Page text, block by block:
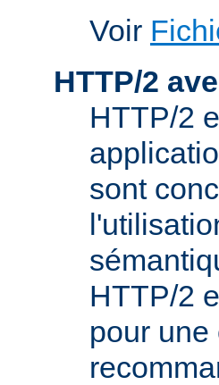
Voir
HTTP/2
HTTP/2
sont
HTTP/2
pour